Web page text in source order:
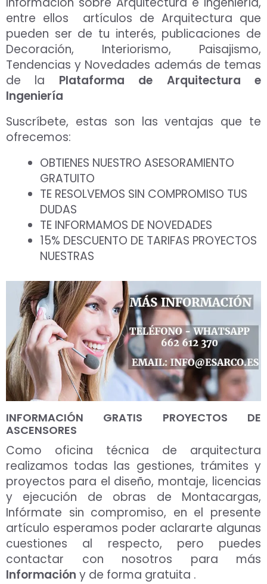
entre ellos artículos de Arquitectura que
pueden ser de tu interés, publicaciones de
Decoración, Interiorismo, Paisajismo,
Tendencias y Novedades además de temas
de la Plataforma de Arquitectura e
Ingeniería
Suscríbete, estas son las ventajas que te
ofrecemos:
OBTIENES NUESTRO ASESORAMIENTO
GRATUITO
TE RESOLVEMOS SIN COMPROMISO TUS
DUDAS
TE INFORMAMOS DE NOVEDADES
15% DESCUENTO DE TARIFAS PROYECTOS
NUESTRAS
INFORMACIÓN GRATIS PROYECTOS DE
ASCENSORES
Como oficina técnica de arquitectura
realizamos todas las gestiones, trámites y
proyectos para el diseño, montaje, licencias
y ejecución de obras de Montacargas,
Infórmate sin compromiso, en el presente
artículo esperamos poder aclararte algunas
cuestiones al respecto, pero puedes
contactar con nosotros para más
Información y de forma gratuita .